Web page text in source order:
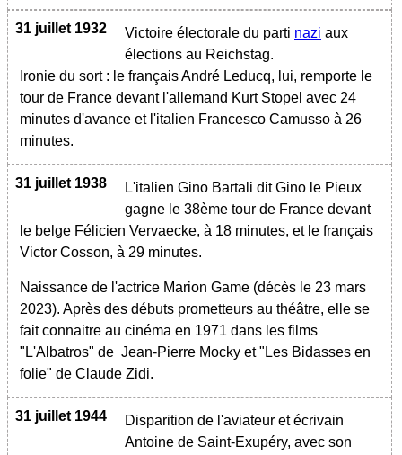
31 juillet 1932 Victoire électorale du parti nazi aux
élections au Reichstag.
Ironie du sort : le français André Leducq, lui, remporte le
tour de France devant l'allemand Kurt Stopel avec 24
minutes d'avance et l'italien Francesco Camusso à 26
minutes.
31 juillet 1938
L'italien Gino Bartali dit Gino le Pieux
gagne le 38ème tour de France devant
le belge Félicien Vervaecke, à 18 minutes, et le français
Victor Cosson, à 29 minutes.
Naissance de l'actrice Marion Game (décès le 23 mars
2023). Après des débuts prometteurs au théâtre, elle se
fait connaitre au cinéma en 1971 dans les films
"L'Albatros" de Jean-Pierre Mocky et "Les Bidasses en
folie" de Claude Zidi.
31 juillet 1944
Disparition de l'aviateur et écrivain
Antoine de Saint-Exupéry, avec son